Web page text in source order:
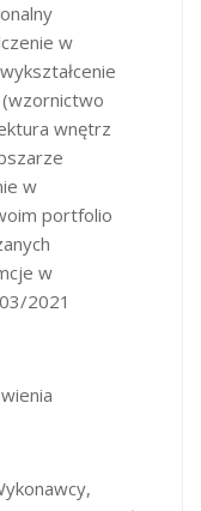
w
wnętrz
w
portfolio
w
2021